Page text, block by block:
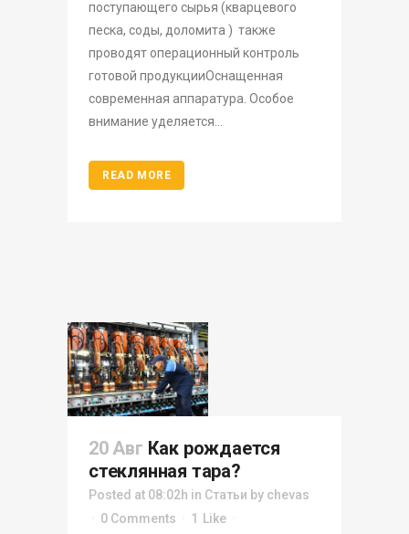
поступающего сырья (кварцевого
песка, соды, доломита ) также
проводят операционный контроль
готовой продукцииОснащенная
современная аппаратура. Особое
внимание уделяется...
READ MORE
20 Авг Как рождается
стеклянная тара?
Posted at 08:02h in Статьи by chevas
0 Comments
1 Like